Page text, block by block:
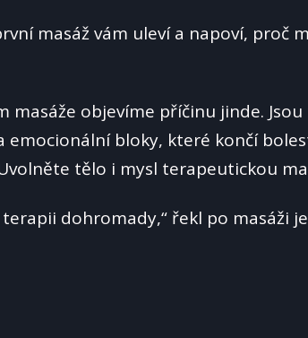
masáž vám uleví a napoví, proč
masáže objevíme příčinu jinde.
emocionální bloky, které končí
tělo i mysl terapeutickou
dohromady,“ řekl po masáži